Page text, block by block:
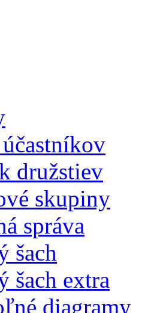
družstiev
skupiny
správa
šach
šach extra
diagramy